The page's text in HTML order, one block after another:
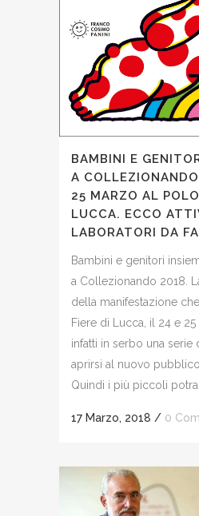
BAMBINI E
A
25 MARZO AL
LUCCA. ECCO
LABORATORI DA
Bambini e genitori
a Collezionando 2018.
della manifestazione
Fiere di Lucca, il 24 e
infatti in serbo una serie
aprirsi al nuovo
Quindi i più piccoli
17 Marzo, 2018 / 0